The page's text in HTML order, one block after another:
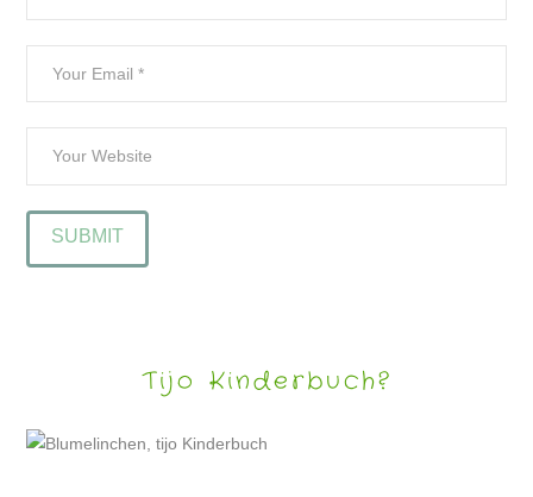
Tijo Kinderbuch?